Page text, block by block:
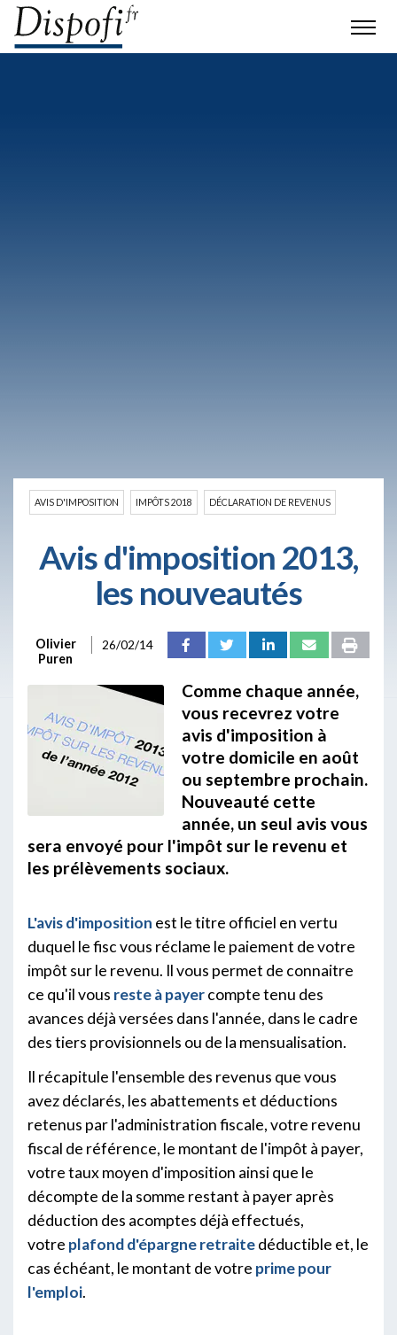
AVIS D'IMPOSITION IMPÔTS 2018 DÉCLARATION DE REVENUS
Avis d'imposition 2013,
les nouveautés
Olivier
Puren
26/02/14
Comme chaque année,
vous recevrez votre
avis d'imposition à
votre domicile en août
ou septembre prochain.
Nouveauté cette
année, un seul avis vous
sera envoyé pour l'impôt sur le revenu et
les prélèvements sociaux.
L'avis d'imposition est le titre officiel en vertu
duquel le fisc vous réclame le paiement de votre
impôt sur le revenu. Il vous permet de connaitre
ce qu'il vous reste à payercompte tenu des
avances déjà versées dans l'année, dans le cadre
des tiers provisionnels ou de la mensualisation.
Il récapitule l'ensemble des revenus que vous
avez déclarés, les abattements et déductions
retenus par l'administration fiscale, votre revenu
fiscal de référence, le montant de l'impôt à payer,
votre taux moyen d'imposition ainsi que le
décompte de la somme restant à payer après
déduction des acomptes déjà effectués,
votre plafond d'épargne retraitedéductible et, le
cas échéant, le montant de votre prime pour
l'emploi.